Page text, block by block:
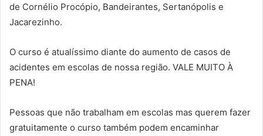
de Cornélio Procópio, Bandeirantes, Sertanópolis e
Jacarezinho.
O curso é atualíssimo diante do aumento de casos de
acidentes em escolas de nossa região. VALE MUITO À
PENA!
Pessoas que não trabalham em escolas mas querem fazer
gratuitamente o curso também podem encaminhar